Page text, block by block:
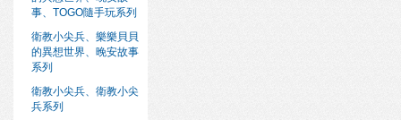
事、TOGO隨手玩系列
衛教小尖兵、樂樂貝貝
的異想世界、晚安故事
系列
衛教小尖兵、衛教小尖
兵系列